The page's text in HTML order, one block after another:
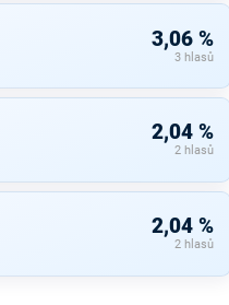
3,06 %
3 hlasů
2,04 %
2 hlasů
2,04 %
2 hlasů